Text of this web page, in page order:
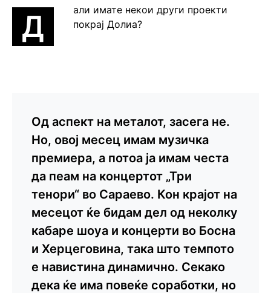
Д
али имате некои други проекти
покрај Долиа?
Од аспект на металот, засега не.
Но, овој месец имам музичка
премиера, а потоа ја имам честа
да пеам на концертот „Три
тенори“ во Сараево. Кон крајот на
месецот ќе бидам дел од неколку
кабаре шоуа и концерти во Босна
и Херцеговина, така што темпото
е навистина динамично. Секако
дека ќе има повеќе соработки, но